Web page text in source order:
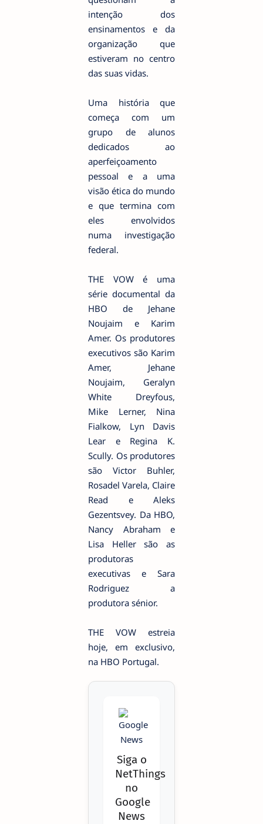
intenção dos
ensinamentos e da
organização que
estiveram no centro
das suas vidas.
Uma história que
começa com um
grupo de alunos
dedicados ao
aperfeiçoamento
pessoal e a uma
visão ética do mundo
e que termina com
eles envolvidos
numa investigação
federal.
THE VOW é uma
série documental da
HBO de Jehane
Noujaim e Karim
Amer. Os produtores
executivos são Karim
Amer, Jehane
Noujaim, Geralyn
White Dreyfous,
Mike Lerner, Nina
Fialkow, Lyn Davis
Lear e Regina K.
Scully. Os produtores
são Victor Buhler,
Rosadel Varela, Claire
Read e Aleks
Gezentsvey. Da HBO,
Nancy Abraham e
Lisa Heller são as
produtoras
executivas e Sara
Rodriguez a
produtora sénior.
THE VOW estreia
hoje, em exclusivo,
na HBO Portugal.
Siga o
NetThings
no
Google
News